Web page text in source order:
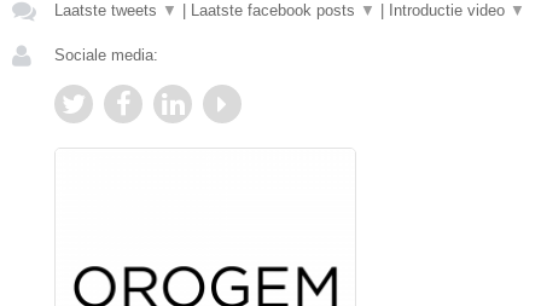
Laatste tweets ▼ Laatste facebook posts ▼ Introductie video ▼
Sociale media: